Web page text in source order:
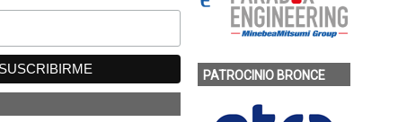
PATROCINIO BRONCE